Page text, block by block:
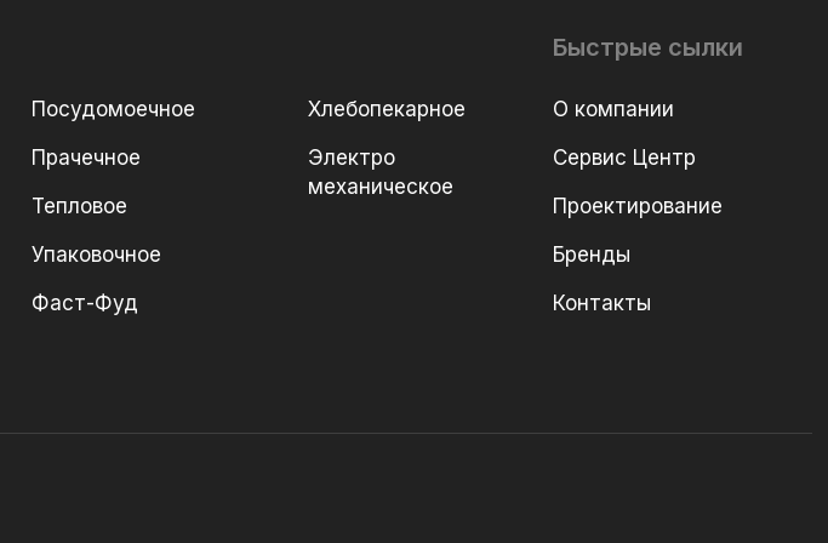
Посудомоечное
Прачечное
Тепловое
Упаковочное
Фаст-Фуд
Хлебопекарное
Электро
механическое
Быстрые сылки
О компании
Сервис Центр
Проектирование
Бренды
Контакты